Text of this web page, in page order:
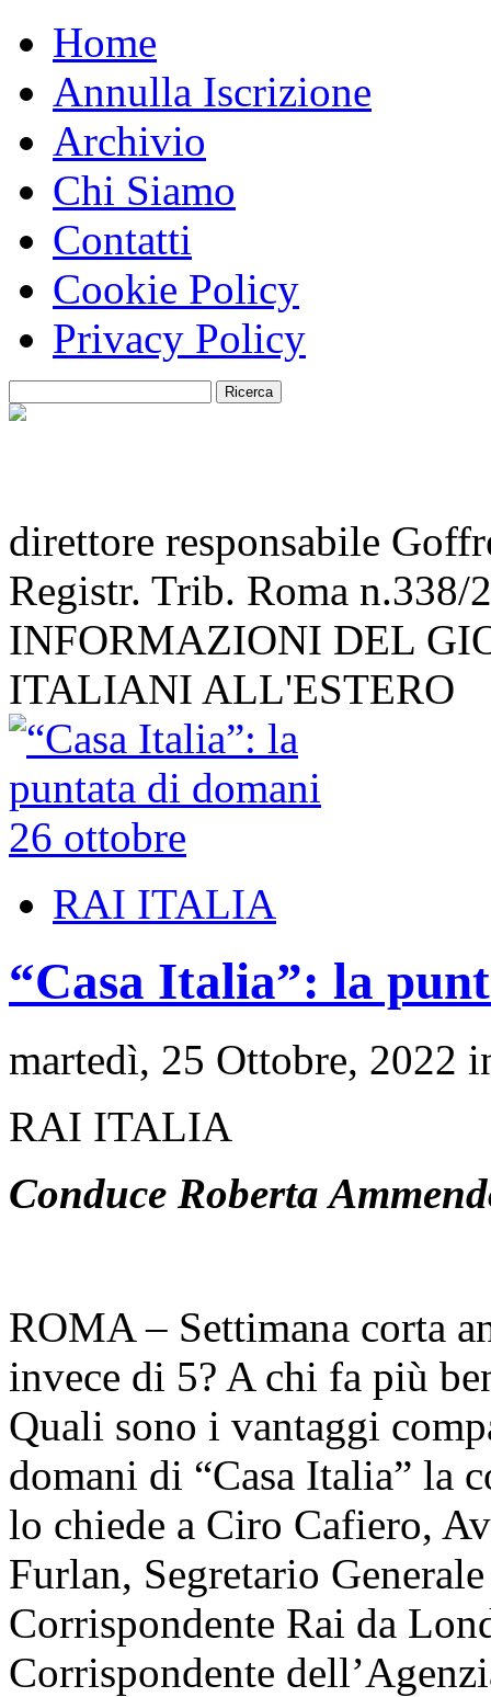
Home
Annulla Iscrizione
Archivio
Chi Siamo
Contatti
Cookie Policy
Privacy Policy
direttore responsabile
Registr. Trib. Roma n.338/
INFORMAZIONI DEL
ITALIANI ALL'ESTERO
RAI ITALIA
“Casa Italia”: la
martedì, 25 Ottobre, 2022
RAI ITALIA
Conduce Roberta
ROMA – Settimana corta
invece di 5? A chi fa più
Quali sono i vantaggi
domani di “Casa Italia” la
lo chiede a Ciro Cafiero,
Furlan, Segretario
Corrispondente Rai da
Corrispondente